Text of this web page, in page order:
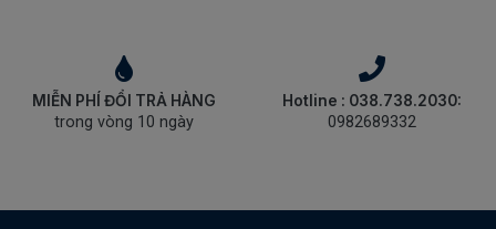
MIỄN PHÍ ĐỔI TRẢ HÀNG
trong vòng 10 ngày
Hotline : 038.738.2030:
0982689332